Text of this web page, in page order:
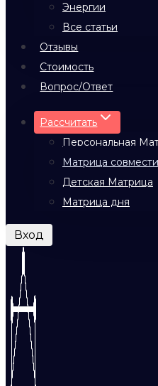
Энергии
Все статьи
Отзывы
Стоимость
Вопрос/Ответ
Рассчитать
Персональная
Матрица
Детская Матрица
Матрица дня
Вход